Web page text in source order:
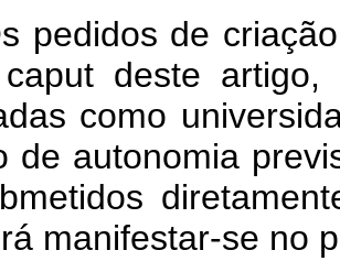
pedidos de
deste artigo,
como
de autonomia
manifestar-se no